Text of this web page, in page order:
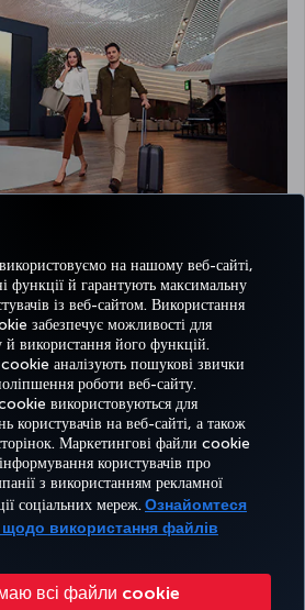
на нашому веб-сайті,
функції й гарантують максимальну
із веб-сайтом. Використання
забезпечує можливості для
й використання його функцій.
аналізують пошукові звички
роботи веб-сайту.
використовуються для
користувачів на веб-сайті, а також
Маркетингові файли cookie
користувачів про
з використанням рекламної
соціальних мереж.Ознайомтеся
використання файлів
всі файли cookie
atmosphere of Turkish Airlines
YouTubeLinkedIn
TiktokБлогPinterest
ПРОПОЗИЦІЇ
НАПРЯМКИ
ДОВІДКА
та використання файлів cookie